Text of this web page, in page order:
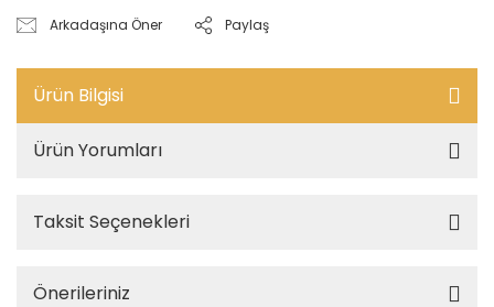
Arkadaşına Öner Paylaş
Ürün Bilgisi
Ürün Yorumları
Taksit Seçenekleri
Önerileriniz